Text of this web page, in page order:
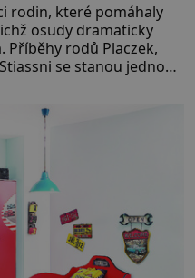
rodin, které pomáhaly
osudy dramaticky
Příběhy rodů Placzek,
se stanou jednou
pamatuje z